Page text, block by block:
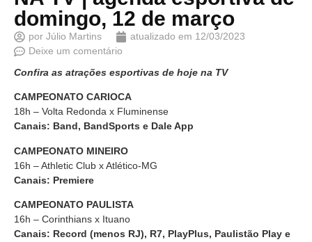
domingo, 12 de março
por Júlio Martins atualizado em 12/03/2023
Deixe um comentário
Confira as atrações esportivas de hoje na TV
CAMPEONATO CARIOCA
18h – Volta Redonda x Fluminense
Canais: Band, BandSports e Dale App
CAMPEONATO MINEIRO
16h – Athletic Club x Atlético-MG
Canais: Premiere
CAMPEONATO PAULISTA
16h – Corinthians x Ituano
Canais: Record (menos RJ), R7, PlayPlus, Paulistão Play e